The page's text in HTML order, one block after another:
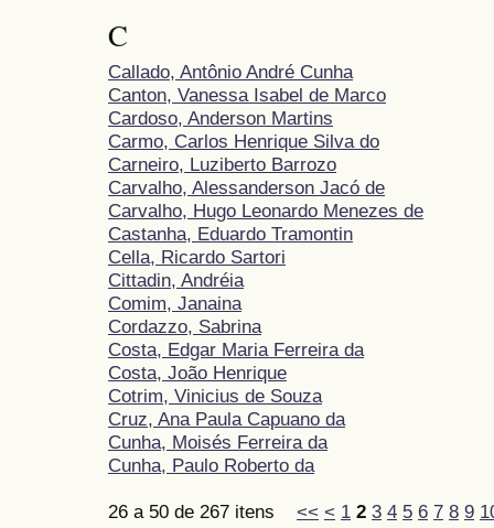
C
Callado, Antônio André Cunha
Canton, Vanessa Isabel de Marco
Cardoso, Anderson Martins
Carmo, Carlos Henrique Silva do
Carneiro, Luziberto Barrozo
Carvalho, Alessanderson Jacó de
Carvalho, Hugo Leonardo Menezes de
Castanha, Eduardo Tramontin
Cella, Ricardo Sartori
Cittadin, Andréia
Comim, Janaina
Cordazzo, Sabrina
Costa, Edgar Maria Ferreira da
Costa, João Henrique
Cotrim, Vinicius de Souza
Cruz, Ana Paula Capuano da
Cunha, Moisés Ferreira da
Cunha, Paulo Roberto da
26 a 50 de 267 itens << < 1 2 3 4 5 6 7 8 9